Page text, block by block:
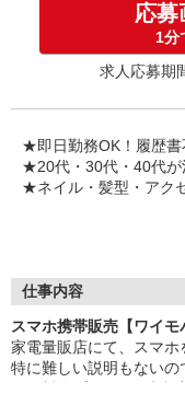
お友達を紹介
インセンティ
゜・。○。・゜
応募
1分
求人応募期
★即日勤務OK！履歴
★20代・30代・40代が
★ネイル・髪型・アク
各キャリアの新機種が
特別割引価格でご利
お得に過ごしたいあな
仕事内容
スマホ携帯販売【ワイモ
家電量販店にて、スマホ
特に難しい説明もないの